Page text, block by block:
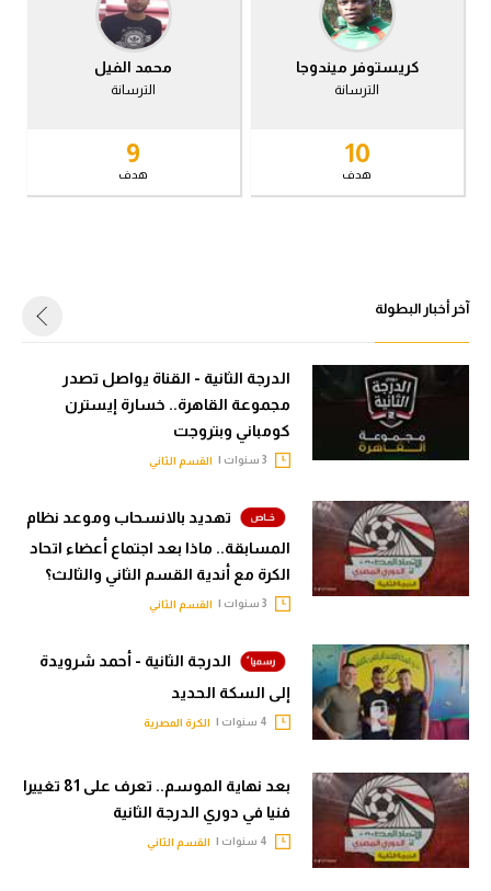
الوطن العربي
في المونديال
أمريكا
أقسام خاصة
Gamers
ميركاتو
تحقيق في الجول
تحليل في الجول
حكايات في الجول
فيديو في الجول
في المونديال
رياضة نسائية
ركن الألعاب
ميركاتو
تحقيق في الجول
تقرير في الجول
تحليل في الجول
كويز في الجول
فيديو في الجول
كريستوفر ميندوجا
الترسانة
10
هدف
محمد الفيل
الترسانة
9
هدف
آخر أخبار البطولة
الدرجة الثانية - القناة يواصل تصدر
مجموعة القاهرة.. خسارة إيسترن
كومباني وبتروجت
القسم الثاني
تهديد بالانسحاب وموعد نظام
المسابقة.. ماذا بعد اجتماع أعضاء اتحاد
الكرة مع أندية القسم الثاني والثالث؟
القسم الثاني
الدرجة الثانية - أحمد شرويدة
إلى السكة الحديد
الكرة المصرية
بعد نهاية الموسم.. تعرف على 81 تغييرا
فنيا في دوري الدرجة الثانية
القسم الثاني